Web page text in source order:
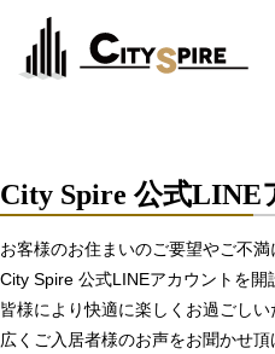
City Spire 公式
お客様のお住まいのご要望やご不満
City Spire 公式LINEアカウントを開
皆様により快適に楽しくお過ごし
広くご入居者様のお声をお聞かせ頂